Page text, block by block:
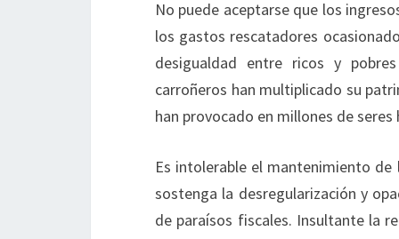
No puede aceptarse que los
los gastos rescatadores
desigualdad entre ricos y
carroñeros han multiplicado su
han provocado en millones de seres
Es intolerable el mantenimiento
sostenga la desregularización y
de paraísos fiscales. Insultante la